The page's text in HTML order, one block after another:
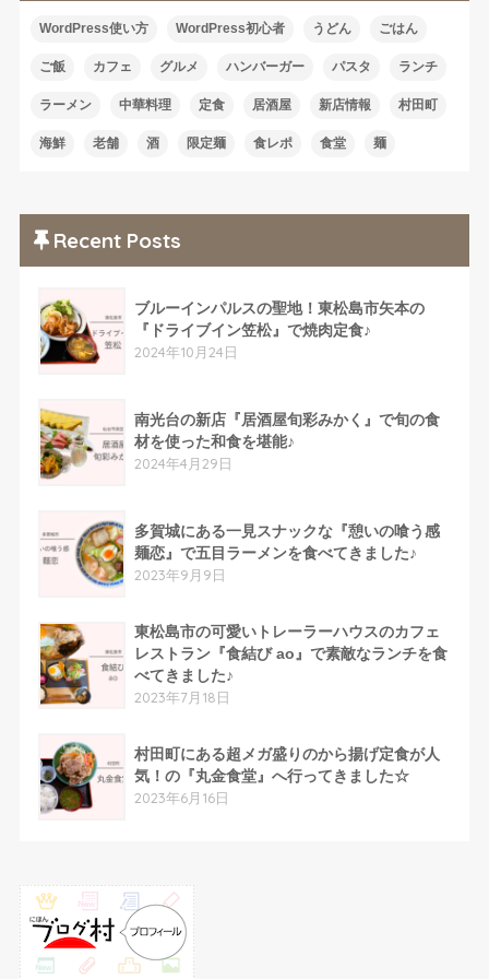
WordPress使い方 WordPress初心者 うどん ごはん
ご飯 カフェ グルメ ハンバーガー パスタ ランチ
ラーメン 中華料理 定食 居酒屋 新店情報 村田町
海鮮 老舗 酒 限定麺 食レポ 食堂 麺
Recent Posts
ブルーインパルスの聖地！東松島市矢本の
『ドライブイン笠松』で焼肉定食♪
2024年10月24日
南光台の新店『居酒屋旬彩みかく』で旬の食
材を使った和食を堪能♪
2024年4月29日
多賀城にある一見スナックな『憩いの喰う感
麺恋』で五目ラーメンを食べてきました♪
2023年9月9日
東松島市の可愛いトレーラーハウスのカフェ
レストラン『食結び ao』で素敵なランチを食
べてきました♪
2023年7月18日
村田町にある超メガ盛りのから揚げ定食が人
気！の『丸金食堂』へ行ってきました☆
2023年6月16日